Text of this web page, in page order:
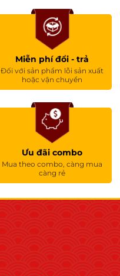
Miễn phí đổi - trả
Đối với sản phẩm lỗi sản xuất
hoặc vận chuyển
Ưu đãi combo
Mua theo combo, càng mua
càng rẻ